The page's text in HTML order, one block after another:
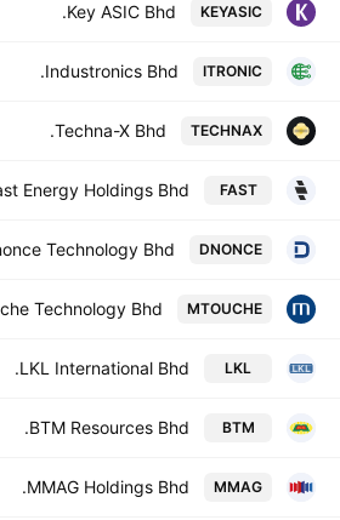
KEYASIC
Key ASIC Bhd.
ITRONIC
Industronics Bhd.
TECHNAX
Techna-X Bhd.
FAST
Energy Holdings Bhd
DNONCE
Technology Bhd.
MTOUCHE
Technology Bhd.
LKL
LKL International Bhd.
BTM
BTM Resources Bhd.
MMAG
MMAG Holdings Bhd.